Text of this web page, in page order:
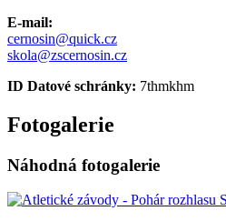
E-mail:
cernosin@quick.cz
skola@zscernosin.cz
ID Datové schránky: 7thmkhm
Fotogalerie
Náhodná fotogalerie